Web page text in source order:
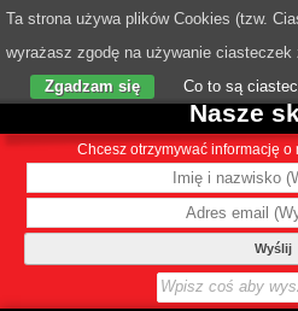
o
Nasze
Chcesz otrzymywać informację
Wyślij
Ta strona używa plików Cookies (tzw.
wyrażasz zgodę na używanie
Zgadzam się
Co to są